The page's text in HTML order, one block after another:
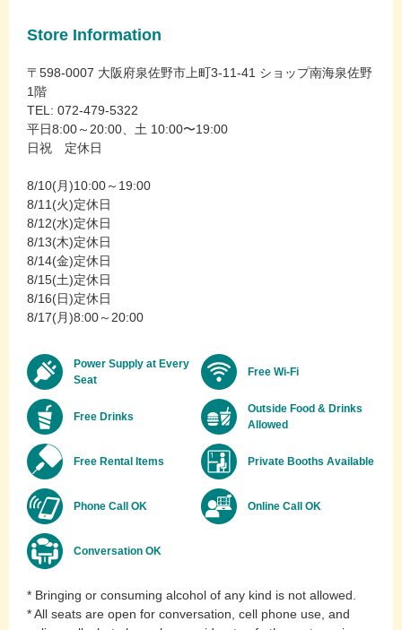
Store Information
〒598-0007 大阪府泉佐野市上町3-11-41 ショップ南海泉佐野
1階
TEL: 072-479-5322
平日8:00～20:00、土 10:00〜19:00
日祝 定休日
8/10(月)10:00～19:00
8/11(火)定休日
8/12(水)定休日
8/13(木)定休日
8/14(金)定休日
8/15(土)定休日
8/16(日)定休日
8/17(月)8:00～20:00
Power Supply at Every
Seat
Free Wi-Fi
Free Drinks
Outside Food & Drinks
Allowed
Free Rental Items Private Booths Available
Phone Call OK Online Call OK
Conversation OK
* Bringing or consuming alcohol of any kind is not allowed.
* All seats are open for conversation, cell phone use, and